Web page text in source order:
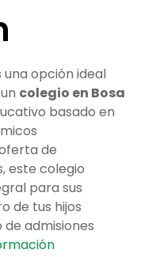
una opción ideal
colegio en Bosa
basado en
de
este colegio
para sus
de tus hijos
admisiones